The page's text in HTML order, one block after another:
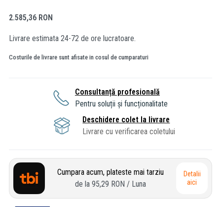
2.585,36 RON
Livrare estimata 24-72 de ore lucratoare.
Costurile de livrare sunt afisate in cosul de cumparaturi
Consultanță profesională
Pentru soluții și funcționalitate
Deschidere colet la livrare
Livrare cu verificarea coletului
Cumpara acum, plateste mai tarziu
de la 95,29 RON / Luna
Detalii
aici